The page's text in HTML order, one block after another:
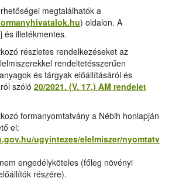
megtalálhatók a
) oldalon. A
és illetékmentes.
részletes rendelkezéseket az
rendeltetésszerűen
és tárgyak előállításáról és
szóló 20/2021. (V. 17.) AM rendelet
formanyomtatvány a Nébih honlapján
el:
ugyintezes/elelmiszer/nyomtatv
engedélyköteles (főleg növényi
részére).